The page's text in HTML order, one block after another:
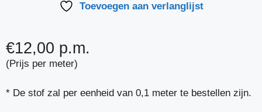
Toevoegen aan verlanglijst
€12,00 p.m.
(Prijs per meter)
* De stof zal per eenheid van 0,1 meter te bestellen zijn.